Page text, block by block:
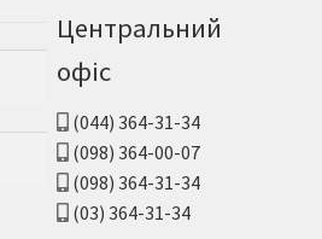
Центральний
офіс
(044) 364-31-34
(098) 364-00-07
(098) 364-31-34
(03) 364-31-34